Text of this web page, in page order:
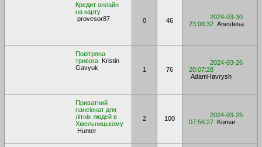
Кредит онлайн
на карту
provesor87
0 46
2024-03-30
23:08:32 Anestesa
Повітряна
тривога
Kristin
Gavyuk
1 76
2024-03-26
20:07:28
AdamHavrysh
Приватний
пансіонат для
літніх людей в
Хмельницькому
Hunter
2 100
2024-03-25
07:56:27
Komar